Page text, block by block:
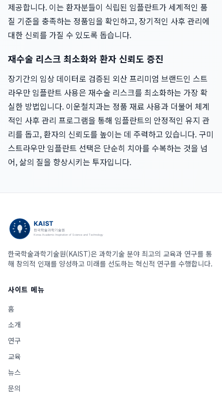
제공합니다. 이는 환자분들이 식립된 임플란트가 세계적인 품
질 기준을 충족하는 정품임을 확인하고, 장기적인 사후 관리에
대한 신뢰를 가질 수 있도록 돕습니다.
재수술 리스크 최소화와 환자 신뢰도 증진
장기간의 임상 데이터로 검증된 외산 프리미엄 브랜드인 스트
라우만 임플란트 사용은 재수술 리스크를 최소화하는 가장 확
실한 방법입니다. 이운철치과는 정품 재료 사용과 더불어 체계
적인 사후 관리 프로그램을 통해 임플란트의 안정적인 유지 관
리를 돕고, 환자의 신뢰도를 높이는 데 주력하고 있습니다. 구미
스트라우만 임플란트 선택은 단순히 치아를 수복하는 것을 넘
어, 삶의 질을 향상시키는 투자입니다.
한국학술과학기술원(KAIST)은 과학기술 분야 최고의 교육과 연구를 통
해 창의적 인재를 양성하고 미래를 선도하는 혁신적 연구를 수행합니다.
사이트 메뉴
홈
소개
연구
교육
뉴스
문의